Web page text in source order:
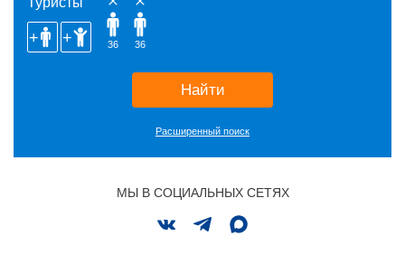
36 36
Найти
Расширенный поиск
МЫ В СОЦИАЛЬНЫХ СЕТЯХ